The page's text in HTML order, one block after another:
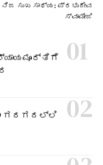
ನಿಜ ಸುಖ ಸಾಧ್ಯ: ಪ್ರಭುದೇವ
ಸ್ವಾಮೀಜಿ
ಗದಗದಲ್ಲಿ